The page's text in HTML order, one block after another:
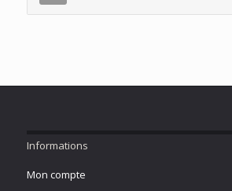
Informations
Mon compte